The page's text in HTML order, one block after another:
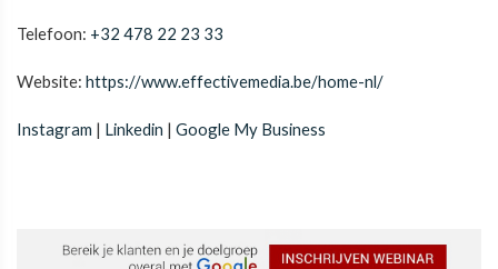
Telefoon: +32 478 22 23 33
Website: https://www.effectivemedia.be/home-nl/
Instagram | Linkedin | Google My Business